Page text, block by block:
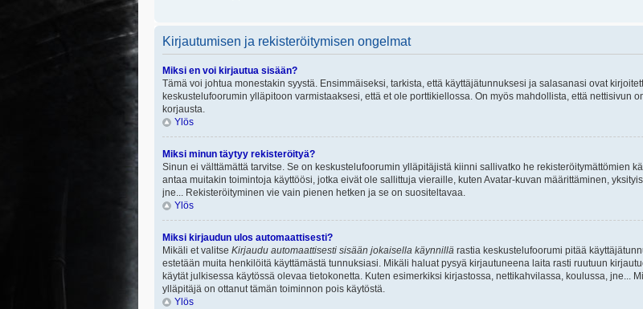
Kirjautumisen ja rekisteröitymisen ongelmat
Miksi en voi kirjautua sisään?
Tämä voi johtua monestakin syystä. Ensimmäiseksi, tarkista, että käyttäjätunnuksesi ja salasanasi ovat
keskustelufoorumin ylläpitoon varmistaaksesi, että et ole porttikiellossa. On myös mahdollista, että nettisivun
korjausta.
Ylös
Miksi minun täytyy rekisteröityä?
Sinun ei välttämättä tarvitse. Se on keskustelufoorumin ylläpitäjistä kiinni sallivatko he rekisteröitymättömien
antaa muitakin toimintoja käyttöösi, jotka eivät ole sallittuja vieraille, kuten Avatar-kuvan määrittäminen,
jne... Rekisteröityminen vie vain pienen hetken ja se on suositeltavaa.
Ylös
Miksi kirjaudun ulos automaattisesti?
Mikäli et valitse Kirjaudu automaattisesti sisään jokaisella käynnillä rastia keskustelufoorumi pitää
estetään muita henkilöitä käyttämästä tunnuksiasi. Mikäli haluat pysyä kirjautuneena laita rasti ruutuun
käytät julkisessa käytössä olevaa tietokonetta. Kuten esimerkiksi kirjastossa, nettikahvilassa, koulussa, jne...
ylläpitäjä on ottanut tämän toiminnon pois käytöstä.
Ylös